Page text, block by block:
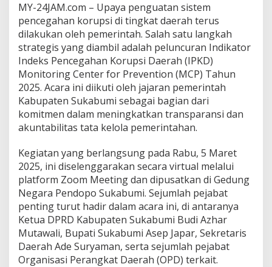
u
k
a
b
u
m
i
P
a
n
d
a
n
K
P
K
P
e
r
k
u
a
MY-24JAM.com – Upaya penguatan sistem
pencegahan korupsi di tingkat daerah terus
dilakukan oleh pemerintah. Salah satu langkah
strategis yang diambil adalah peluncuran Indikator
Indeks Pencegahan Korupsi Daerah (IPKD)
Monitoring Center for Prevention (MCP) Tahun
2025. Acara ini diikuti oleh jajaran pemerintah
Kabupaten Sukabumi sebagai bagian dari
komitmen dalam meningkatkan transparansi dan
akuntabilitas tata kelola pemerintahan.
Kegiatan yang berlangsung pada Rabu, 5 Maret
2025, ini diselenggarakan secara virtual melalui
platform Zoom Meeting dan dipusatkan di Gedung
Negara Pendopo Sukabumi. Sejumlah pejabat
penting turut hadir dalam acara ini, di antaranya
Ketua DPRD Kabupaten Sukabumi Budi Azhar
Mutawali, Bupati Sukabumi Asep Japar, Sekretaris
Daerah Ade Suryaman, serta sejumlah pejabat
Organisasi Perangkat Daerah (OPD) terkait.